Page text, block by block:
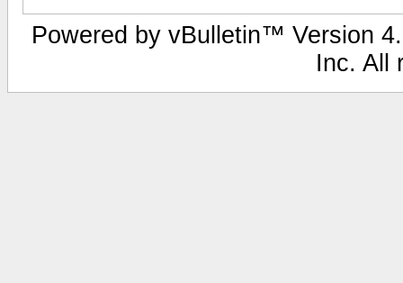
Powered by vBulletin™ Version
Inc. All